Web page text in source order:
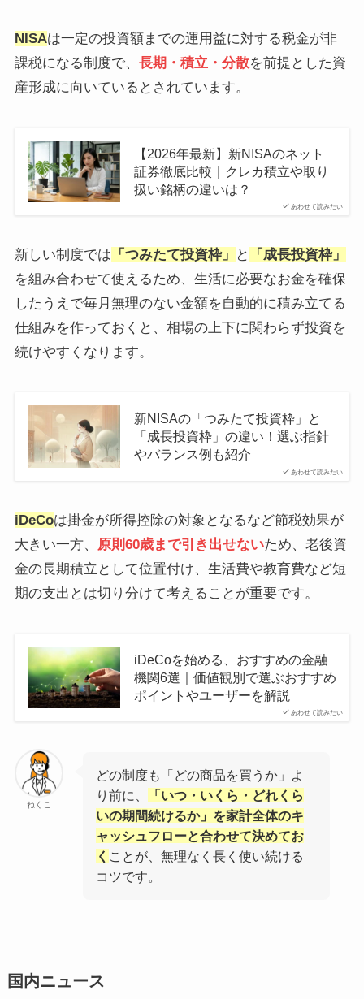
NISAは一定の投資額までの運用益に対する税金が非
課税になる制度で、 長期・積立・分散を前提とした資
産形成に向いているとされています。
あわせて読みたい
【2026年最新】新NISAのネット
証券徹底比較｜クレカ積立や取り
扱い銘柄の違いは？
新しい制度では 「つみたて投資枠」 と
「成長投資枠」
を組み合わせて使えるため、生活に必要なお金を確保
したうえで毎月無理のない金額を自動的に積み立てる
仕組みを作っておくと、相場の上下に関わらず投資を
続けやすくなります。
あわせて読みたい
新NISAの「つみたて投資枠」と
「成長投資枠」の違い！選ぶ指針
やバランス例も紹介
iDeCoは掛金が所得控除の対象となるなど節税効果が
大きい一方、
原則60歳まで引き出せないため、老後資
金の長期積立として位置付け、生活費や教育費など短
期の支出とは切り分けて考えることが重要です。
あわせて読みたい
iDeCoを始める、おすすめの金融
機関6選｜価値観別で選ぶおすすめ
ポイントやユーザーを解説
ねくこ
どの制度も「どの商品を買うか」よ
り前に、
「いつ・いくら・どれくら
いの期間続けるか」を家計全体のキ
ャッシュフローと合わせて決めてお
く ことが、無理なく長く使い続ける
コツです。
国内ニュース